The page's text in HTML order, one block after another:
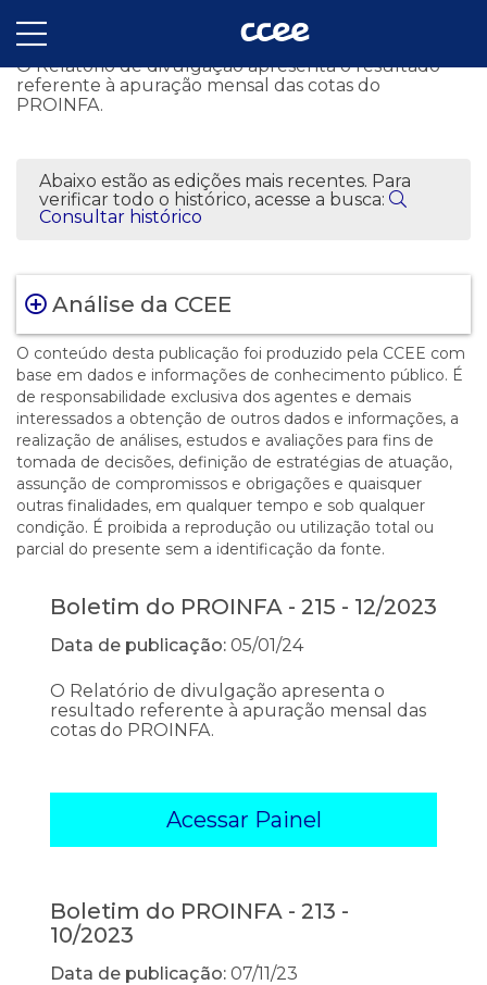
Boletim do PROINFA - 214 - 11/2023
O Relatório de divulgação apresenta o resultado
referente à apuração mensal das cotas do
PROINFA.
Abaixo estão as edições mais recentes. Para
verificar todo o histórico, acesse a busca:
Consultar histórico
Análise da CCEE
O conteúdo desta publicação foi produzido pela CCEE com
base em dados e informações de conhecimento público. É
de responsabilidade exclusiva dos agentes e demais
interessados a obtenção de outros dados e informações, a
realização de análises, estudos e avaliações para fins de
tomada de decisões, definição de estratégias de atuação,
assunção de compromissos e obrigações e quaisquer
outras finalidades, em qualquer tempo e sob qualquer
condição. É proibida a reprodução ou utilização total ou
parcial do presente sem a identificação da fonte.
Boletim do PROINFA - 215 - 12/2023
Data de publicação: 05/01/24
O Relatório de divulgação apresenta o
resultado referente à apuração mensal das
cotas do PROINFA.
Acessar Painel
Boletim do PROINFA - 213 -
10/2023
Data de publicação: 07/11/23